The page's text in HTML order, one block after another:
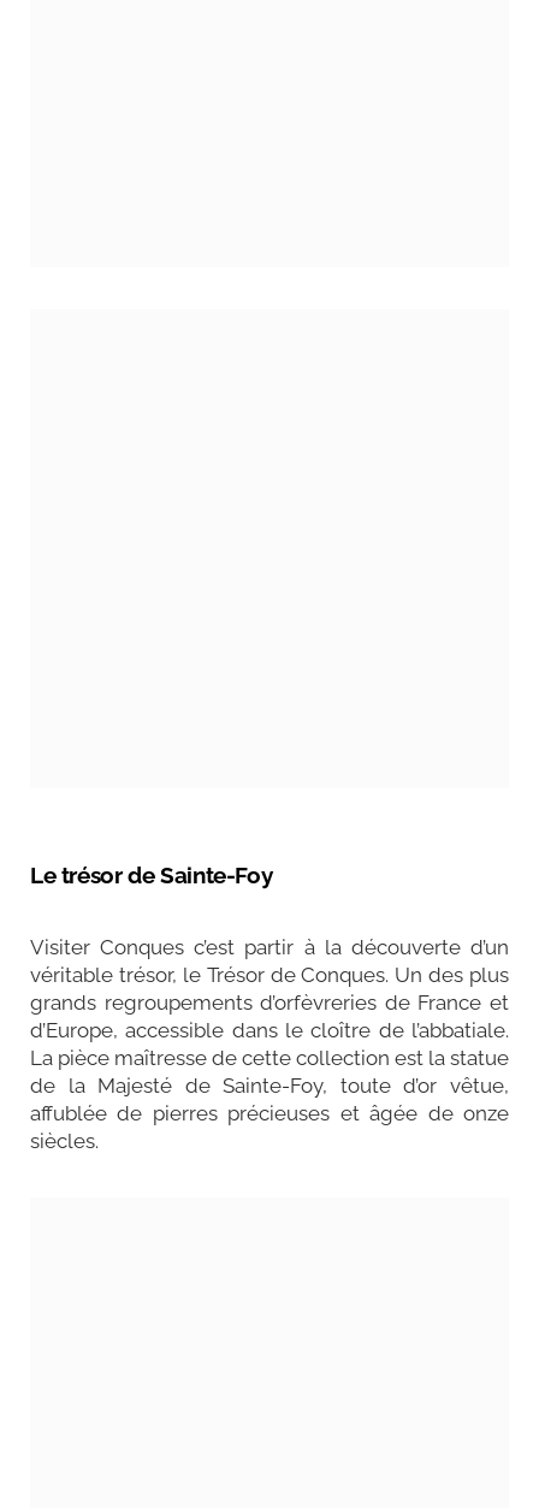
Le trésor de Sainte-Foy
Visiter Conques c’est partir à la découverte d’un
véritable trésor, le Trésor de Conques. Un des plus
grands regroupements d’orfèvreries de France et
d’Europe, accessible dans le cloître de l’abbatiale.
La pièce maîtresse de cette collection est la statue
de la Majesté de Sainte-Foy, toute d’or vêtue,
affublée de pierres précieuses et âgée de onze
siècles.